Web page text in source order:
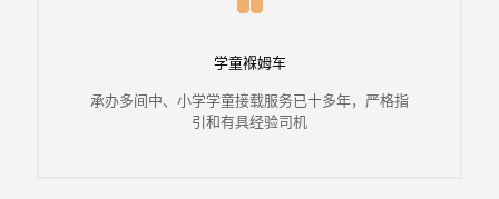
学童褓姆车
承办多间中、小学学童接载服务已十多年，严格指
引和有具经验司机